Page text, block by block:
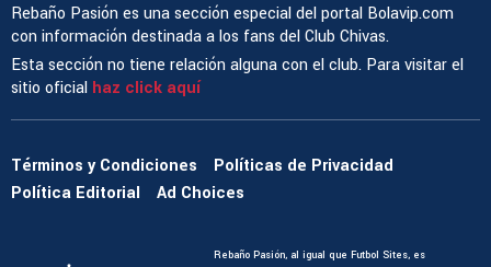
Rebaño Pasión es una sección especial del portal Bolavip.com
con información destinada a los fans del Club Chivas.
Esta sección no tiene relación alguna con el club. Para visitar el
sitio oficial haz click aquí
Términos y Condiciones
Políticas de Privacidad
Política Editorial
Ad Choices
Rebaño Pasión, al igual que Futbol Sites, es